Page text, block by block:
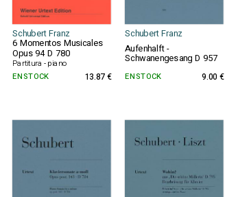
Schubert Franz Schubert Franz
6 Momentos Musicales
Opus 94 D 780
Partitura - piano
Aufenhalft -
Schwanengesang D 957
EN STOCK 13.87 € EN STOCK 9.00 €